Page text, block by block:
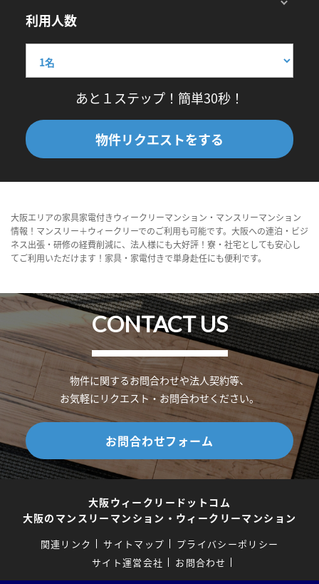
利用人数
あと１ステップ！簡単30秒！
物件リクエストをする
大阪エリアの家具家電付きウィークリーマンション・マンスリーマンション
情報！マンスリー＋ウィークリーでのご利用も可能です。大阪への連泊・ビジ
ネス出張・研修の経費削減に、法人様にも大好評！寮・社宅としても安心し
てご利用いただけます！家具・家電付きで単身赴任にも便利です。
CONTACT US
物件に関するお問合わせや法人契約等、
お気軽にリクエスト・お問合わせください。
お問合わせフォーム
大阪ウィークリードットコム
大阪のマンスリーマンション・ウィークリーマンション
関連リンク サイトマップ
プライバシーポリシー
サイト運営会社
お問合わせ